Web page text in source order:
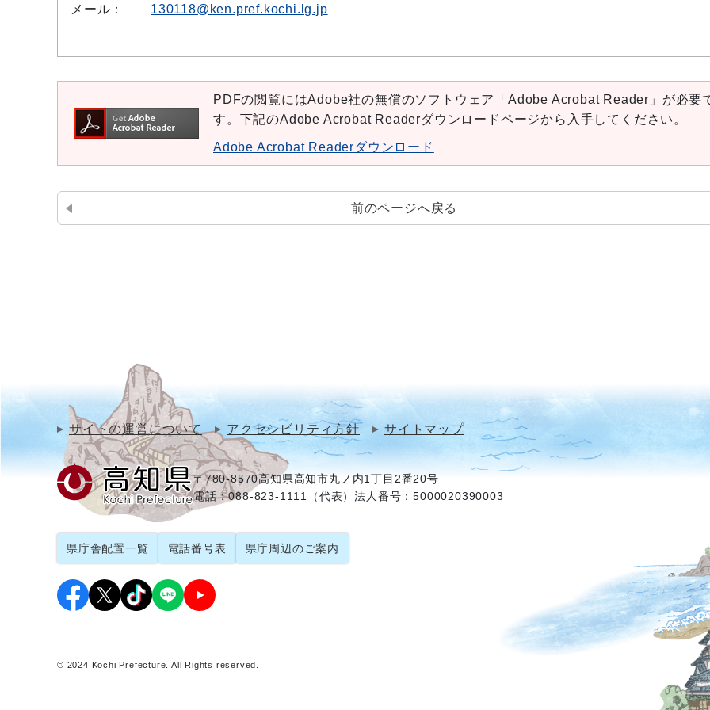
メール： 130118@ken.pref.kochi.lg.jp
PDFの閲覧にはAdobe社の無償のソフトウェア「Adobe Acrobat Reader」が必要
す。下記のAdobe Acrobat Readerダウンロードページから入手してください。
Adobe Acrobat Readerダウンロード
前のページへ戻る
サイトの運営について アクセシビリティ方針 サイトマップ
〒780-8570高知県高知市丸ノ内1丁目2番20号
電話：088-823-1111（代表）法人番号：5000020390003
県庁舎配置一覧 電話番号表 県庁周辺のご案内
© 2024 Kochi Prefecture. All Rights reserved.